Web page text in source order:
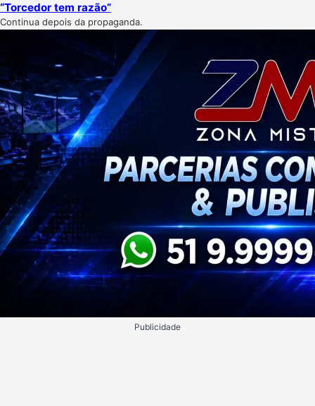
“Torcedor tem razão”
Continua depois da propaganda.
Publicidade